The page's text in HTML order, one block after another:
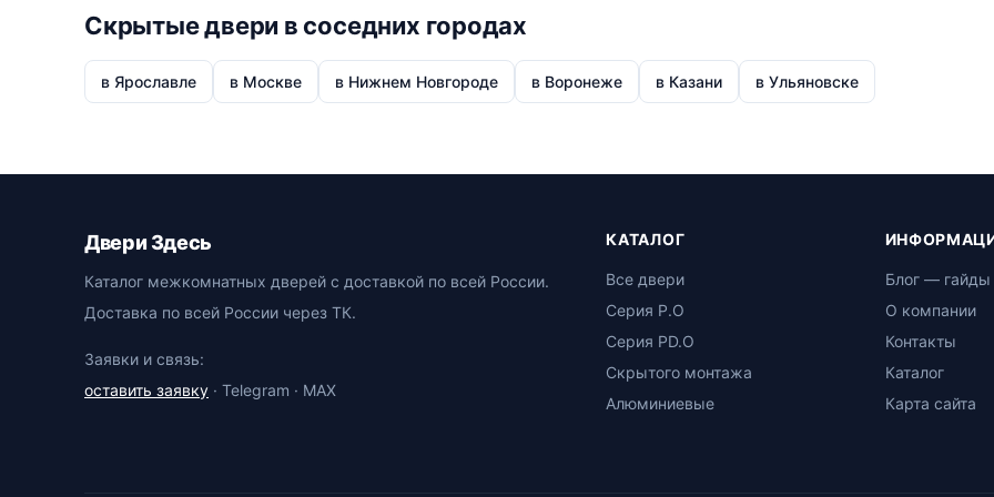
Скрытые двери в соседних городах
в Ярославле в Москве в Нижнем Новгороде в Воронеже в Казани в Ульяновске
Двери Здесь
Каталог межкомнатных дверей с доставкой по всей России.
Доставка по всей России через ТК.
Заявки и связь:
оставить заявку · Telegram · MAX
КАТАЛОГ
Все двери
Серия P.O
Серия PD.O
Скрытого монтажа
Алюминиевые
Блог —
О компании
Контакты
Каталог
Карта сайта